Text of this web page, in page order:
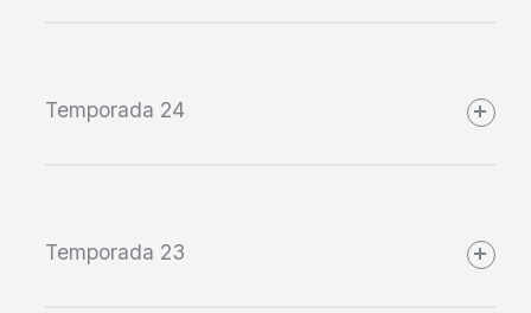
Temporada 24
Temporada 23